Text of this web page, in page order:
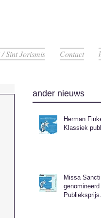
Sint Jorismis Contact
ander nieuws
Herman
Klassiek
Missa
genomineerd